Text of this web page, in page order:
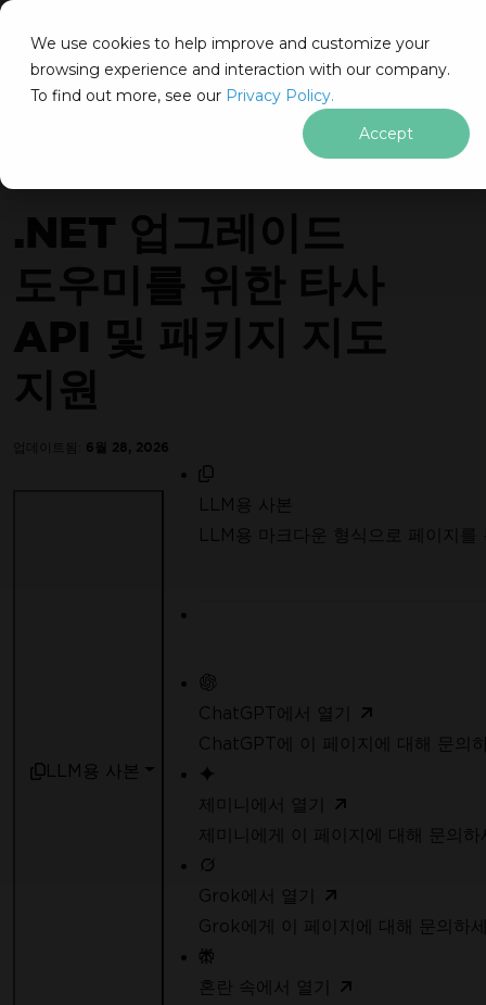
We use cookies to help improve and customize your
browsing experience and interaction with our company.
To find out more, see our Privacy Policy.
Accept
IRONSOFTWARE
푸터 콘텐츠로 바로가기
Iron Software Iron Software 뉴스
회사 소식
IronPDF로 귀하의 비즈니스 우위
.NET 업그레이드
도우미를 위한 타사
API 및 패키지 지도
지원
6월 28, 2026
LLM용 사본
LLM용 사본
LLM용 마크다운 형식으로 페이지를
ChatGPT에서 열기
ChatGPT에 이 페이지에 대해 문의
제미니에서 열기
제미니에게 이 페이지에 대해 문의하
Grok에서 열기
Grok에게 이 페이지에 대해 문의하
혼란 속에서 열기
무료30일 체험 키를 즉시 받으세요.
제한 없음. 100% 무제한 이용. 신용카드 불필요.
신용카드나 계정 생성은 필요하지 않습니다.
IronPDF를 시도한 수백만 엔지니어